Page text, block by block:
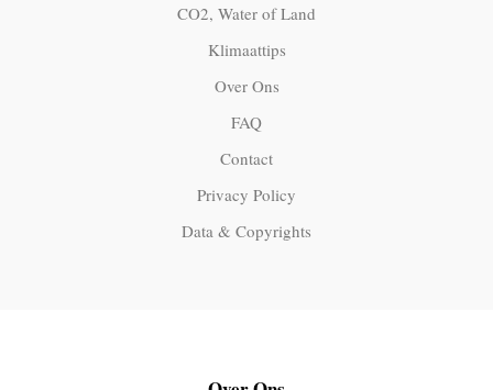
CO2, Water of Land
Klimaattips
Over Ons
FAQ
Contact
Privacy Policy
Data & Copyrights